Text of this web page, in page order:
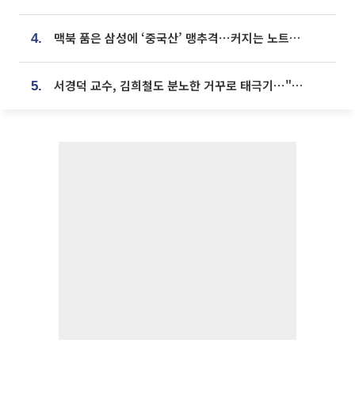
4. 맥북 품은 삼성에 ‘중국산’ 맹추격⋯커지는 노트북 OLED 시장
5. 서경덕 교수, 김희철도 분노한 거꾸로 태극기⋯"엉터리는 아냐, 아쉬울 뿐"